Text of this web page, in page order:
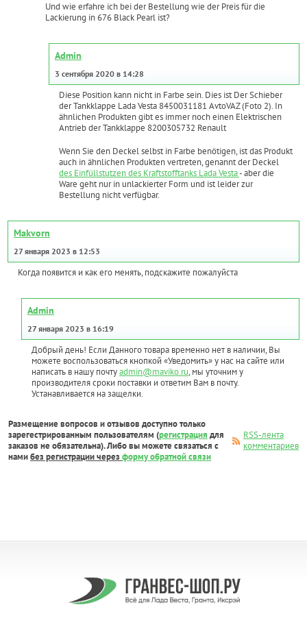
Und wie erfahre ich bei der Bestellung wie der Preis für die
Lackierung in 676 Black Pearl ist?
Admin
3 сентября 2020 в 14:28
Diese Position kann nicht in Farbe sein. Dies ist Der Schieber
der Tankklappe Lada Vesta 8450031181 AvtoVAZ (Foto 2). In
ähnlichen Produkten gibt es immer noch einen Elektrischen
Antrieb der Tankklappe 8200305732 Renault
Wenn Sie den Deckel selbst in Farbe benötigen, ist das Produkt
auch in ähnlichen Produkten vertreten, genannt der Deckel
des Einfüllstutzen des Kraftstofftanks Lada Vesta- aber die
Ware geht nur in unlackierter Form und ist leider zur
Bestellung nicht verfügbar.
Makvorn
27 января 2023 в 12:53
Когда появится и как его менять, подскажите пожалуйста
Admin
27 января 2023 в 16:19
Добрый день! Если Данного товара временно нет в наличии, Вы
можете воспользоваться кнопкой «Уведомить» у нас на сайте или
написать в нашу почтуadmin@maviko.ru, мы уточним у
производителя сроки поставки и ответим Вам в почту.
Устанавливается на защелки.
Размещение вопросов и отзывов доступно только
зарегестрированным пользователям (регистрация для
заказов не обязательна). Либо вы можете связаться с
намибез регистрации через форму обратной связи
RSS-лента
комментариев